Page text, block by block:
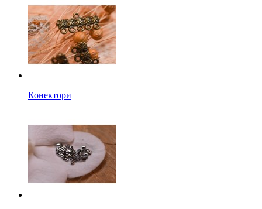
Конектори